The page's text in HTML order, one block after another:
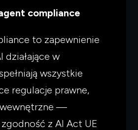
compliance
to zapewnienie
działające w
wszystkie
regulacje prawne,
—
z AI Act UE